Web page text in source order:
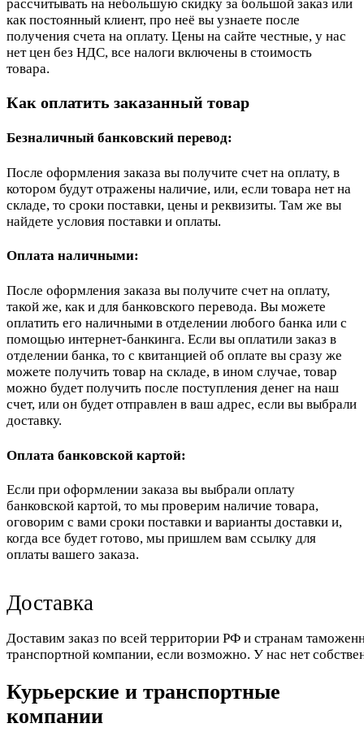
рассчитывать на небольшую скидку за большой заказ или
как постоянный клиент, про неё вы узнаете после
получения счета на оплату. Цены на сайте честные, у нас
нет цен без НДС, все налоги включены в стоимость
товара.
Как оплатить заказанный товар
Безналичный банковский перевод:
После оформления заказа вы получите счет на оплату, в
котором будут отражены наличие, или, если товара нет на
складе, то сроки поставки, цены и реквизиты. Там же вы
найдете условия поставки и оплаты.
Оплата наличными:
После оформления заказа вы получите счет на оплату,
такой же, как и для банковского перевода. Вы можете
оплатить его наличными в отделении любого банка или с
помощью интернет-банкинга. Если вы оплатили заказ в
отделении банка, то с квитанцией об оплате вы сразу же
можете получить товар на складе, в ином случае, товар
можно будет получить после поступления денег на наш
счет, или он будет отправлен в ваш адрес, если вы выбрали
доставку.
Оплата банковской картой:
Если при оформлении заказа вы выбрали оплату
банковской картой, то мы проверим наличие товара,
оговорим с вами сроки поставки и варианты доставки и,
когда все будет готово, мы пришлем вам ссылку для
оплаты вашего заказа.
Доставка
Доставим заказ по всей территории РФ и странам
транспортной компании, если возможно. У нас нет
Курьерские и транспортные
компании